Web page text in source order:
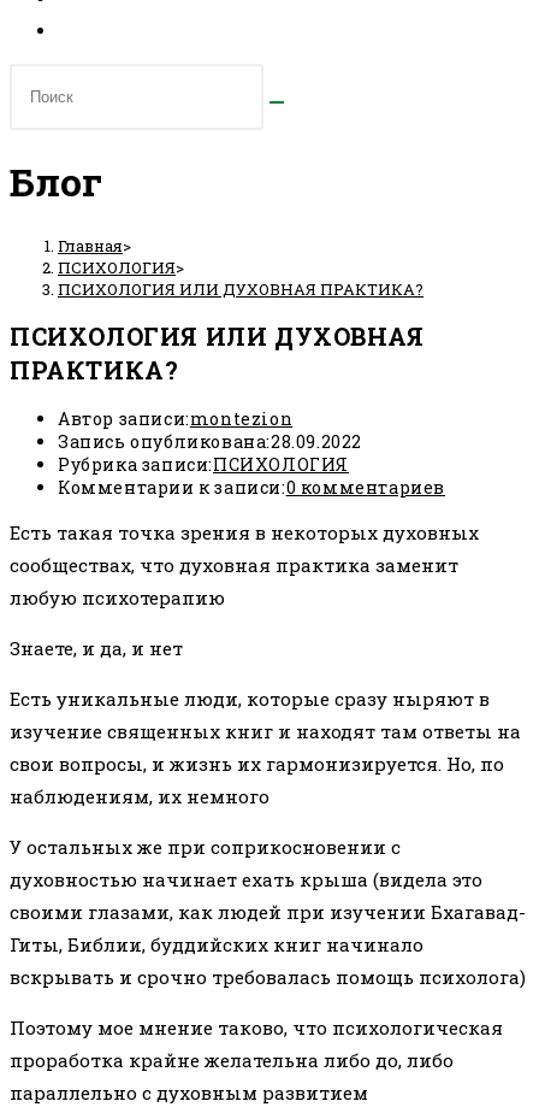
Блог
Главная>
ПСИХОЛОГИЯ>
ПСИХОЛОГИЯ ИЛИ ДУХОВНАЯ ПРАКТИКА?
ПСИХОЛОГИЯ ИЛИ ДУХОВНАЯ
ПРАКТИКА?
Автор записи:montezion
Запись опубликована:28.09.2022
Рубрика записи:ПСИХОЛОГИЯ
Комментарии к записи:0 комментариев
Есть такая точка зрения в некоторых духовных
сообществах, что духовная практика заменит
любую психотерапию
Знаете, и да, и нет
Есть уникальные люди, которые сразу ныряют в
изучение священных книг и находят там ответы на
свои вопросы, и жизнь их гармонизируется. Но, по
наблюдениям, их немного
У остальных же при соприкосновении с
духовностью начинает ехать крыша (видела это
своими глазами, как людей при изучении Бхагавад-
Гиты, Библии, буддийских книг начинало
вскрывать и срочно требовалась помощь психолога)
Поэтому мое мнение таково, что психологическая
проработка крайне желательна либо до, либо
параллельно с духовным развитием